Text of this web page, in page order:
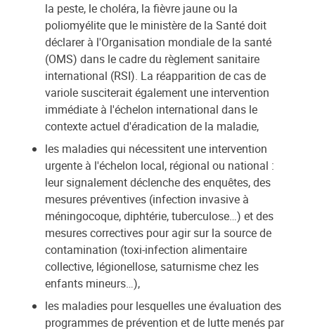
la peste, le choléra, la fièvre jaune ou la
poliomyélite que le ministère de la Santé doit
déclarer à l'Organisation mondiale de la santé
(OMS) dans le cadre du règlement sanitaire
international (RSI). La réapparition de cas de
variole susciterait également une intervention
immédiate à l'échelon international dans le
contexte actuel d'éradication de la maladie,
les maladies qui nécessitent une intervention
urgente à l'échelon local, régional ou national :
leur signalement déclenche des enquêtes, des
mesures préventives (infection invasive à
méningocoque, diphtérie, tuberculose…) et des
mesures correctives pour agir sur la source de
contamination (toxi-infection alimentaire
collective, légionellose, saturnisme chez les
enfants mineurs…),
les maladies pour lesquelles une évaluation des
programmes de prévention et de lutte menés par